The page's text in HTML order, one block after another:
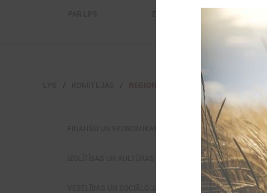
REĢIONĀLĀS ATTĪSTĪBAS UN
VESELĪBAS UN SOCIĀLO JAUTĀJUMU KOMITEJA